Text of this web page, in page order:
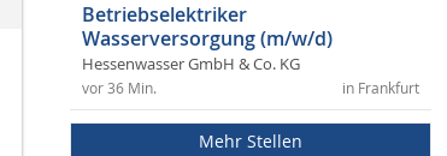
Betriebselektriker
Wasserversorgung (m/w/d)
Hessenwasser GmbH & Co. KG
in Frankfurt
vor 36 Min.
Mehr Stellen